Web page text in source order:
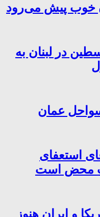
خوب پیش می‌رود
در لبنان به
سواحل عمان
استعفای
محض است
و ایران هنوز